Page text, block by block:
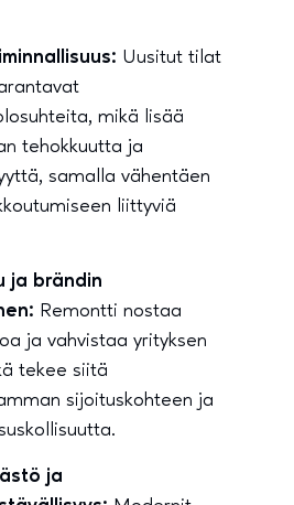
Uusitut tilat
mikä lisää
tehokkuutta ja
samalla vähentäen
liittyviä
ja brändin
Remontti nostaa
ja vahvistaa yrityksen
tekee siitä
sijoituskohteen ja
ja